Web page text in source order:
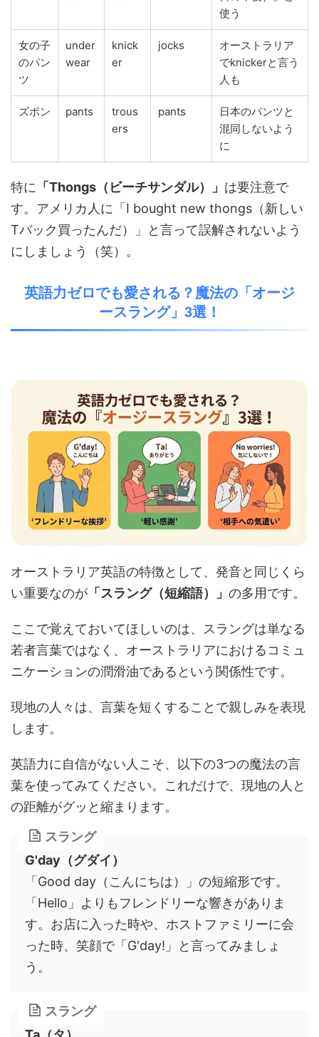
使う
女の子
のパン
ツ
under
wear
knick
er
jocks
オーストラリア
でknickerと言う
人も
ズボン pants
trous
ers
pants
日本のパンツと
混同しないよう
に
特に 「Thongs（ビーチサンダル）」 は要注意で
す。アメリカ人に「I bought new thongs（新しい
Tバック買ったんだ）」と言って誤解されないよう
にしましょう（笑）。
英語力ゼロでも愛される？魔法の「オージ
ースラング」3選！
オーストラリア英語の特徴として、発音と同じくら
い重要なのが 「スラング（短縮語）」 の多用です。
ここで覚えておいてほしいのは、スラングは単なる
若者言葉ではなく、オーストラリアにおけるコミュ
ニケーションの潤滑油であるという関係性です。
現地の人々は、言葉を短くすることで親しみを表現
します。
英語力に自信がない人こそ、以下の3つの魔法の言
葉を使ってみてください。これだけで、現地の人と
の距離がグッと縮まります。
スラング
G'day（グダイ）
「Good day（こんにちは）」の短縮形です。
「Hello」よりもフレンドリーな響きがありま
す。お店に入った時や、ホストファミリーに会
った時、笑顔で「G'day!」と言ってみましょ
う。
スラング